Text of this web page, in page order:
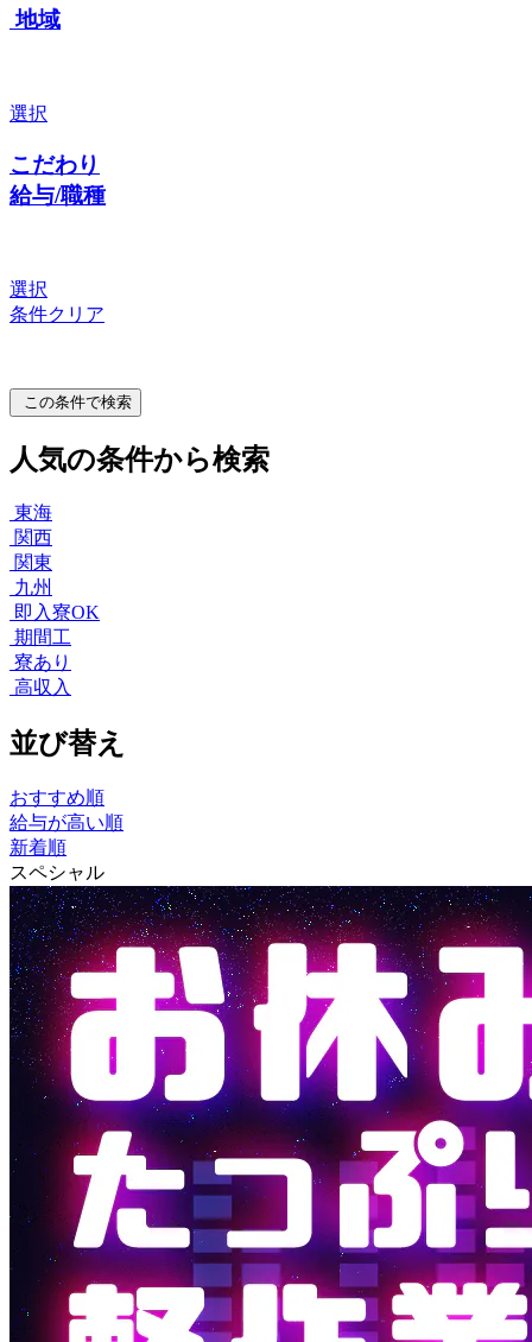
地域
選択
こだわり
給与/職種
選択
条件クリア
この条件で検索
人気の条件から検索
東海
関西
関東
九州
即入寮OK
期間工
寮あり
高収入
並び替え
おすすめ順
給与が高い順
新着順
スペシャル